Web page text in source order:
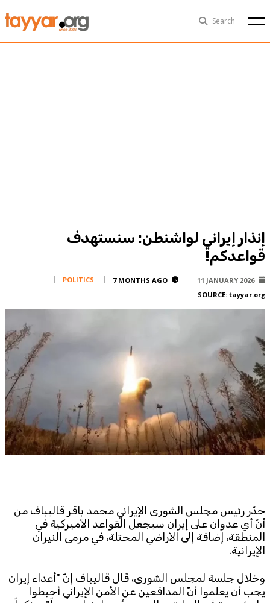
Search
Sun, Aug 9th 29°C
Corporate
FPM
Services
Horoscope
Polls
Jobs
Writers
Legal
Cookies Policy
إنذار إيراني لواشنطن: سنستهدف
قواعدكم!
11 JANUARY 2026
7 MONTHS AGO
POLITICS
SOURCE: tayyar.org
حذّر رئيس مجلس الشورى الإيراني محمد باقر قاليباف من
أنّ أي عدوان على إيران سيجعل القواعد الأميركية في
المنطقة، إضافة إلى الأراضي المحتلة، في مرمى النيران
الإيرانية.
وخلال جلسة لمجلس الشورى، قال قاليباف إنّ "أعداء إيران
يجب أن يعلموا أنّ المدافعين عن الأمن الإيراني أحبطوا